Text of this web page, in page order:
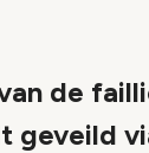
de
geveild